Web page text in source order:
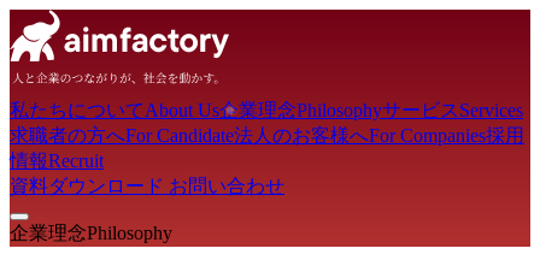
私たちについてAbout Us企業理念PhilosophyサービスServices
求職者の方へFor Candidate法人のお客様へFor Companies採用
情報Recruit
資料ダウンロード お問い合わせ
企業理念Philosophy